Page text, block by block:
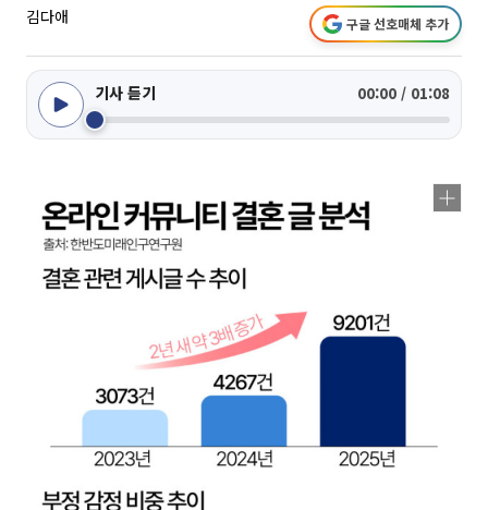
김다애 구글 선호매체 추가
기사 듣기 00:00 / 01:08